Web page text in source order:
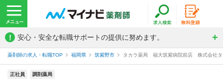
! 安心・安全な転職サポートの提供に努めます。
薬剤師の求人・転職TOP 福岡県 筑紫野市 タカラ薬局 福大筑紫病院前店 株式会社タ
正社員 調剤薬局